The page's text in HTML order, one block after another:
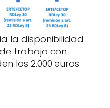
la disponibilidad
trabajo con
los 2.000 euros